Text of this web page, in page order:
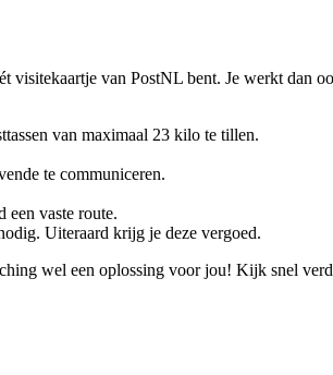
visitekaartje van PostNL bent. Je werkt dan
van maximaal 23 kilo te tillen.
te communiceren.
vaste route.
Uiteraard krijg je deze vergoed.
wel een oplossing voor jou! Kijk snel